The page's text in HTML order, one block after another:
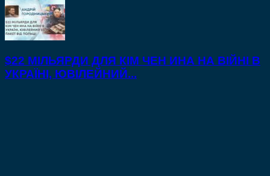
$22 МІЛЬЯРДИ ДЛЯ КІМ ЧЕН ИНА НА ВІЙНІ В
УКРАЇНІ, ЮВІЛЕЙНИЙ...